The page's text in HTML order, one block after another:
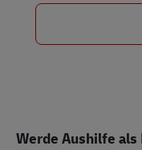
Werde Aushilfe